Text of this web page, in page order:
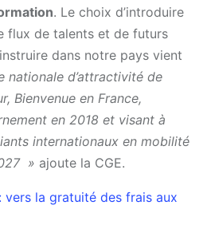
. Le choix d’introduire
flux de talents et de futurs
dans notre pays vient
nationale d’attractivité de
Bienvenue en France,
en 2018 et visant à
internationaux en mobilité
» ajoute la CGE.
vers la gratuité des frais aux